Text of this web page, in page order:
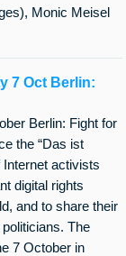
Monic Meisel
7 Oct Berlin:
Berlin: Fight for
the “Das ist
Internet activists
digital rights
and to share their
The
7 October in